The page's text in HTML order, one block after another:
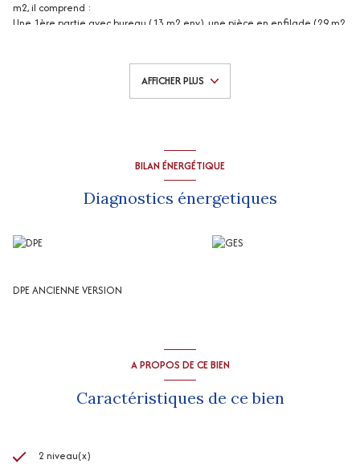
m2, il comprend :
Une 1ère partie avec bureau (13 m2 env), une pièce en enfilade (29 m2
Une 3ème partie (550 m2 env) - 2 boxes de 200 m2 loués 300 € chacun
3 travées bardées 171 € / mois
3 travées non bardées :90 € / mois
2 travées bardées : 114 €/ mois
Chauffage central fuel pour les 4 bureaux.
Total des locations mensuelles : 2311,50 €
“Les informations sur les risques auxquels ce bien est exposé sont
AFFICHER PLUS
BILAN ÉNERGÉTIQUE
Diagnostics énergetiques
DPE ANCIENNE VERSION
A PROPOS DE CE BIEN
Caractéristiques de ce bien
2 niveau(x)